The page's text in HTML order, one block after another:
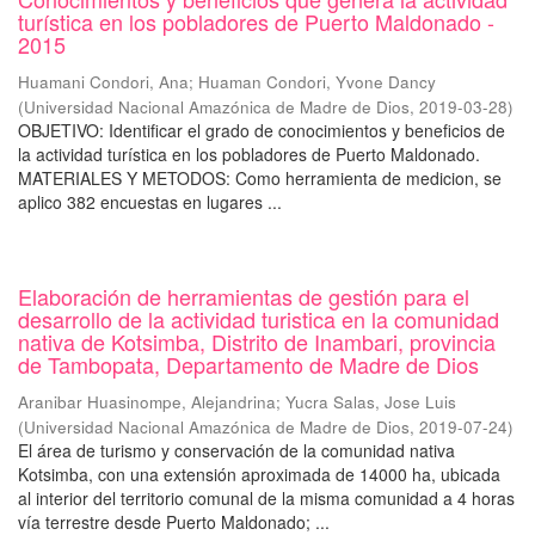
turística en los pobladores de Puerto Maldonado -
2015
Huamani Condori, Ana; Huaman Condori, Yvone Dancy
(Universidad Nacional Amazónica de Madre de Dios, 2019-03-28)
OBJETIVO: Identificar el grado de conocimientos y beneficios de
la actividad turística en los pobladores de Puerto Maldonado.
MATERIALES Y METODOS: Como herramienta de medicion, se
aplico 382 encuestas en lugares ...
Elaboración de herramientas de gestión para el
desarrollo de la actividad turistica en la comunidad
nativa de Kotsimba, Distrito de Inambari, provincia
de Tambopata, Departamento de Madre de Dios
Aranibar Huasinompe, Alejandrina; Yucra Salas, Jose Luis
(Universidad Nacional Amazónica de Madre de Dios, 2019-07-24)
El área de turismo y conservación de la comunidad nativa
Kotsimba, con una extensión aproximada de 14000 ha, ubicada
al interior del territorio comunal de la misma comunidad a 4 horas
vía terrestre desde Puerto Maldonado; ...